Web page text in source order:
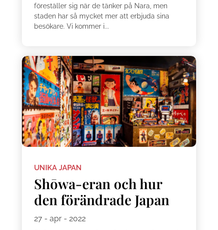
föreställer sig när de tänker på Nara, men
staden har så mycket mer att erbjuda sina
besökare. Vi kommer i...
UNIKA JAPAN
Shōwa-eran och hur
den förändrade Japan
27 - apr - 2022